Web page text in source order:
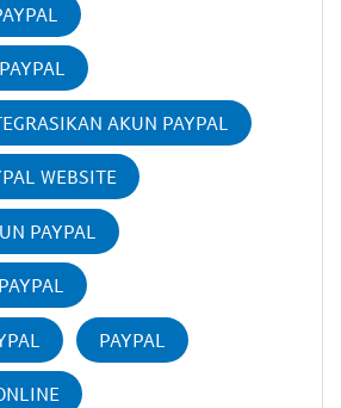
AKUN PAYPAL
WEBSITE
PAYPAL
PAYPAL